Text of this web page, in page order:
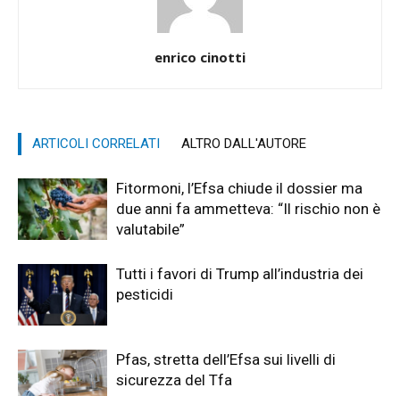
enrico cinotti
ARTICOLI CORRELATI ALTRO DALL'AUTORE
Fitormoni, l’Efsa chiude il dossier ma
due anni fa ammetteva: “Il rischio non è
valutabile”
Tutti i favori di Trump all’industria dei
pesticidi
Pfas, stretta dell’Efsa sui livelli di
sicurezza del Tfa